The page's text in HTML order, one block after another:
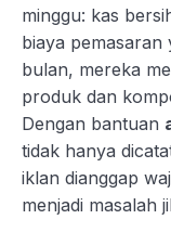
minggu: kas
biaya pemasaran
bulan, mereka
produk dan
Dengan bantuan
tidak hanya
iklan dianggap
menjadi masalah